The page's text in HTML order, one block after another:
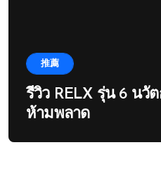
推薦
รีวิว RELX รุ่น 6 นวั
ห้ามพลาด